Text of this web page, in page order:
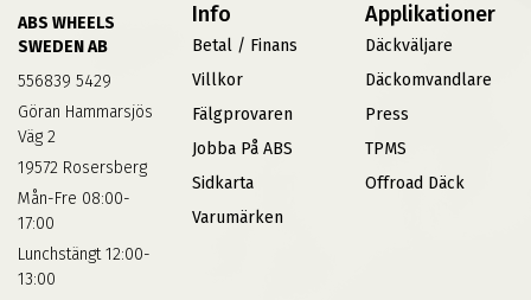
ABS WHEELS
SWEDEN AB
556839 5429
Göran Hammarsjös
Väg 2
19572 Rosersberg
Mån-Fre 08:00-
17:00
Lunchstängt 12:00-
13:00
Info
Betal / Finans
Villkor
Fälgprovaren
Jobba På ABS
Sidkarta
Varumärken
Applikationer
Däckväljare
Däckomvandlare
Press
TPMS
Offroad Däck